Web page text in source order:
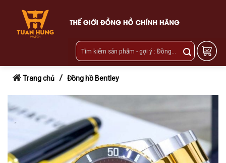
content
Trang chủ / Đồng hồ Bentley